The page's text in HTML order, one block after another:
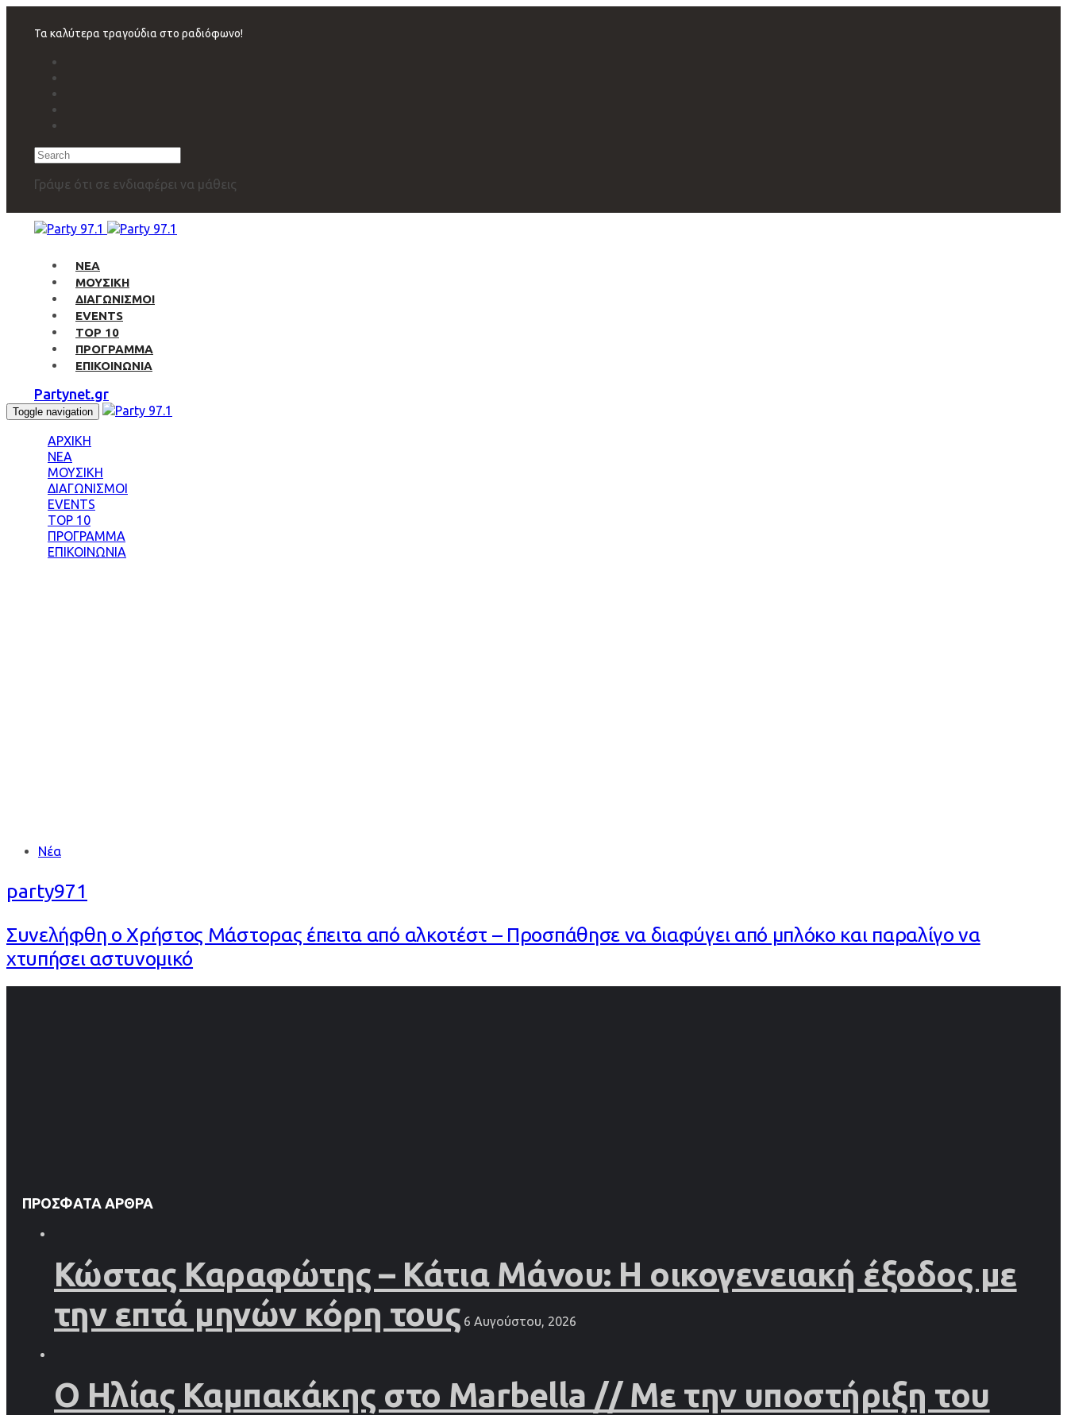
navigation
Τα καλύτερα τραγούδια στο ραδιόφωνο!
Search
Γράψε ότι σε ενδιαφέρει να μάθεις
ΝΕΑ
ΜΟΥΣΙΚΗ
ΔΙΑΓΩΝΙΣΜΟΙ
EVENTS
TOP 10
ΠΡΟΓΡΑΜΜΑ
ΕΠΙΚΟΙΝΩΝΙΑ
Partynet.gr
Toggle navigation
ΑΡΧΙΚΗ
ΝΕΑ
ΜΟΥΣΙΚΗ
ΔΙΑΓΩΝΙΣΜΟΙ
EVENTS
TOP 10
ΠΡΟΓΡΑΜΜΑ
ΕΠΙΚΟΙΝΩΝΙΑ
Tags Νέα
party971
Συνελήφθη ο Χρήστος Μάστορας έπειτα από αλκοτέστ – Προσπάθησε να διαφύγει από μπλόκο και παραλίγο να
χτυπήσει αστυνομικό
ΠΡΌΣΦΑΤΑ ΆΡΘΡΑ
Κώστας Καραφώτης – Κάτια Μάνου: Η οικογενειακή έξοδος με
την επτά μηνών κόρη τους 6 Αυγούστου, 2026
Ο Ηλίας Καμπακάκης στο Marbella // Με την υποστήριξη του